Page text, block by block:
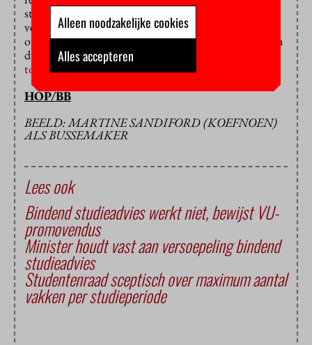
studiepunten van trage studenten liet vervallen en
vervolgens geen mogelijkheid bood om de punten
opnieuw te behalen. Daarmee stuurde ze de studenten
dus eigenlijk weg en dat is in latere studiejaren
toegestaan.
HOP/BB
BEELD: MARTINE SANDIFORD (KOEFNOEN)
ALS BUSSEMAKER
Lees ook
Bindend studieadvies werkt niet, bewijst VU-
promovendus
Minister houdt vast aan versoepeling bindend
studieadvies
Studentenraad sceptisch over maximum aantal
vakken per studieperiode
Alleen noodzakelijke cookies
Alles accepteren